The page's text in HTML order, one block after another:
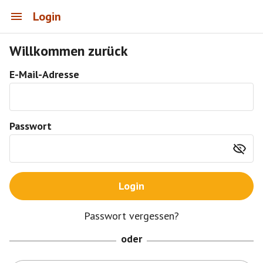
Login
Willkommen zurück
E-Mail-Adresse
Passwort
Login
Passwort vergessen?
oder